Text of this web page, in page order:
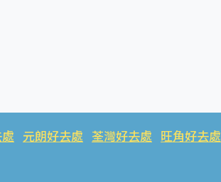
元朗好去處 荃灣好去處 旺角好去處